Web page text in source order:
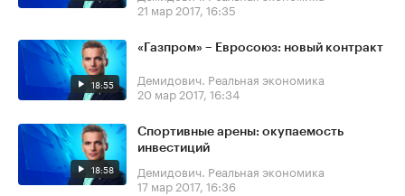
21 мар 2017, 16:35
18:55
«Газпром» – Евросоюз: новый контракт
Демидович. Реальная экономика
20 мар 2017, 16:34
18:58
Спортивные арены: окупаемость
инвестиций
Демидович. Реальная экономика
17 мар 2017, 16:36